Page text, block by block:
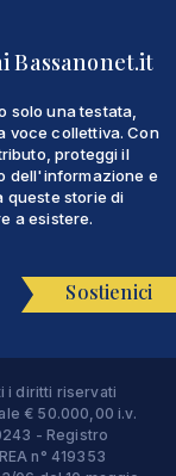
Bassanonet.it
solo una testata,
voce collettiva. Con
proteggi il
dell'informazione e
queste storie di
a esistere.
Sostienici
i diritti riservati
€ 50.000,00 i.v.
- Registro
n° 419353